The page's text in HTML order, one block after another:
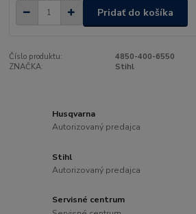
Pridať do košíka
Číslo produktu:
4850-400-6550
ZNAČKA:
Stihl
Husqvarna
Autorizovaný predajca
Stihl
Autorizovaný predajca
Servisné centrum